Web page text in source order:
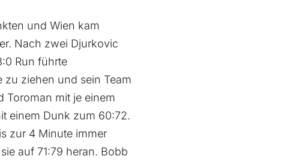
und Wien kam
Nach zwei Djurkovic
Run führte
ziehen und sein Team
Toroman mit je einem
einem Dunk zum 60:72.
zur 4 Minute immer
auf 71:79 heran. Bobb